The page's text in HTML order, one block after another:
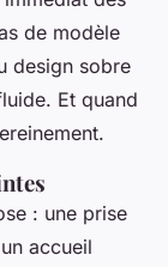
de modèle
design sobre
Et quand
: une prise
accueil